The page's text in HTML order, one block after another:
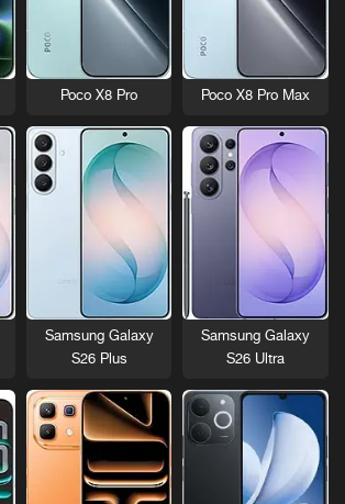
Poco X8 Pro Max
Poco X8 Pro
Samsung Galaxy
S26 Ultra
Samsung Galaxy
S26 Plus